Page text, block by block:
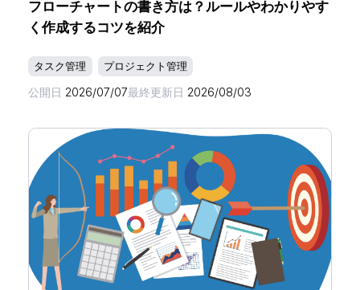
フローチャートの書き方は？ルールやわかりやす
く作成するコツを紹介
タスク管理 プロジェクト管理
公開日 2026/07/07最終更新日 2026/08/03